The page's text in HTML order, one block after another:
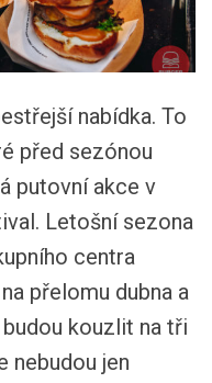
nabídka. To
před sezónou
putovní akce v
Letošní sezona
centra
přelomu dubna a
kouzlit na tři
nebudou jen